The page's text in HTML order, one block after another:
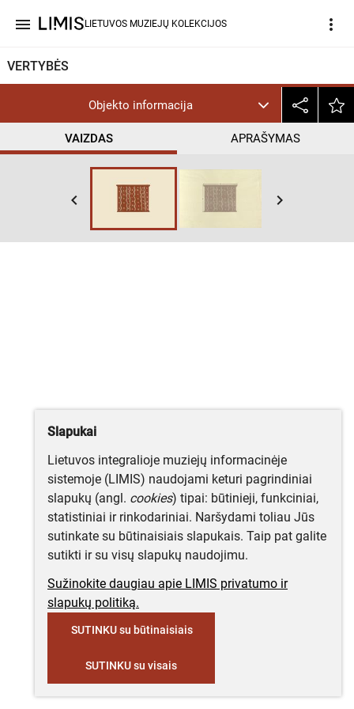
menu LIETUVOS MUZIEJŲ KOLEKCIJOS more_vert
VERTYBĖS
Objekto informacija
VAIZDAS APRAŠYMAS
keyboard_arrow_left keyboard_arrow_right
Slapukai
Lietuvos integralioje muziejų informacinėje
sistemoje (LIMIS) naudojami keturi pagrindiniai
slapukų (angl. cookies) tipai: būtinieji, funkciniai,
statistiniai ir rinkodariniai. Naršydami toliau Jūs
sutinkate su būtinaisiais slapukais. Taip pat galite
sutikti ir su visų slapukų naudojimu.
Sužinokite daugiau apie LIMIS privatumo ir
slapukų politiką.
SUTINKU su būtinaisiais
SUTINKU su visais